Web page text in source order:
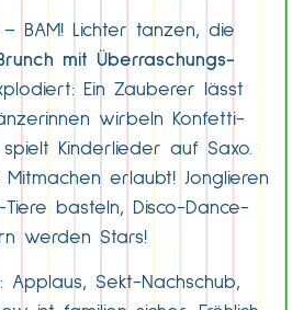
BAM! Lichter tanzen, die
mit Überraschungs-
Ein Zauberer lässt
wirbeln Konfetti-
Kinderlieder auf Saxo.
erlaubt! Jonglieren
basteln, Disco-Dance-
werden Stars!
Applaus, Sekt-Nachschub,